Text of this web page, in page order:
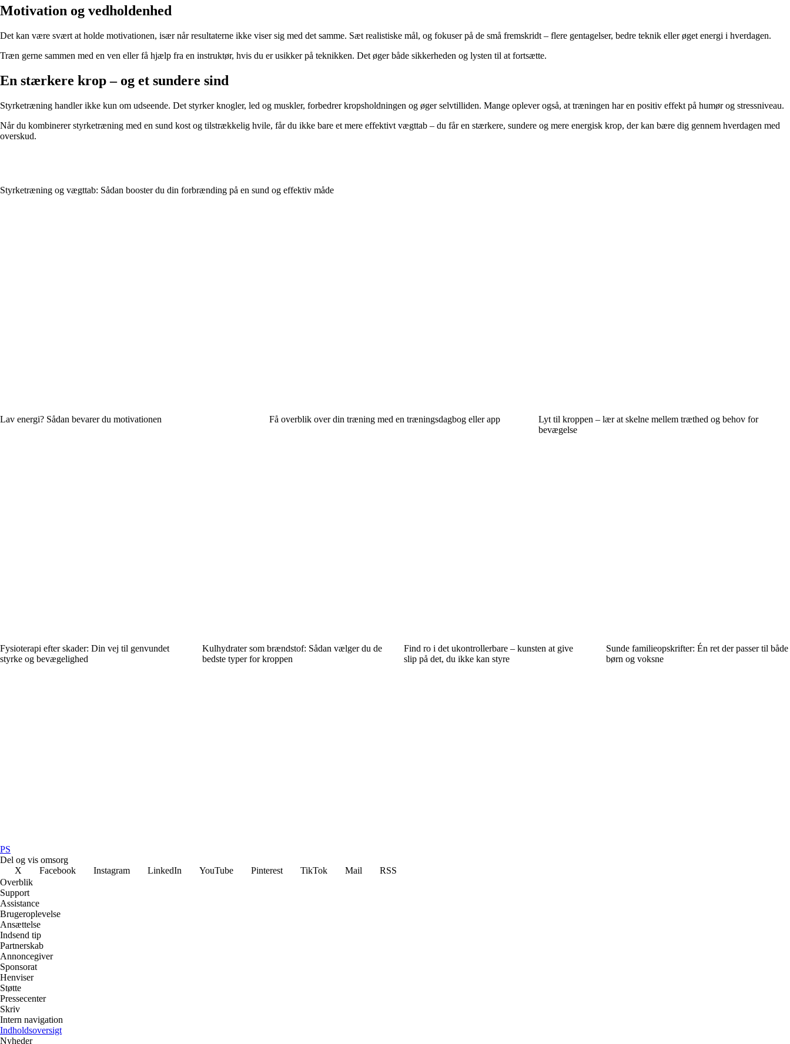
Motivation og vedholdenhed
Det kan være svært at holde motivationen, især når resultaterne ikke viser sig med det samme. Sæt realistiske mål, og fokuser på de små fremskridt – flere gentagelser, bedre teknik eller øget energi i hverdagen.
Træn gerne sammen med en ven eller få hjælp fra en instruktør, hvis du er usikker på teknikken. Det øger både sikkerheden og lysten til at fortsætte.
En stærkere krop – og et sundere sind
Styrketræning handler ikke kun om udseende. Det styrker knogler, led og muskler, forbedrer kropsholdningen og øger selvtilliden. Mange oplever også, at træningen har en positiv effekt på humør og stressniveau.
Når du kombinerer styrketræning med en sund kost og tilstrækkelig hvile, får du ikke bare et mere effektivt vægttab – du får en stærkere, sundere og mere energisk krop, der kan bære dig gennem hverdagen med
overskud.
Styrketræning og vægttab: Sådan booster du din forbrænding på en sund og effektiv måde
Lav energi? Sådan bevarer du motivationen Få overblik over din træning med en træningsdagbog eller app
Lyt til kroppen – lær at skelne mellem træthed og behov for
bevægelse
Fysioterapi efter skader: Din vej til genvundet
styrke og bevægelighed
Kulhydrater som brændstof: Sådan vælger du de
bedste typer for kroppen
Find ro i det ukontrollerbare – kunsten at give
slip på det, du ikke kan styre
Sunde familieopskrifter: Én ret der passer til både
børn og voksne
PS
Del og vis omsorg
X
Facebook Instagram LinkedIn YouTube Pinterest TikTok Mail
RSS
Overblik
Support
Assistance
Brugeroplevelse
Ansættelse
Indsend tip
Partnerskab
Annoncegiver
Sponsorat
Henviser
Støtte
Pressecenter
Skriv
Intern navigation
Indholdsoversigt
Nyheder